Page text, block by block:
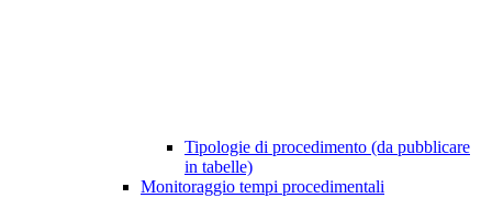
Tipologie di procedimento (da pubblicare
in tabelle)
Monitoraggio tempi procedimentali